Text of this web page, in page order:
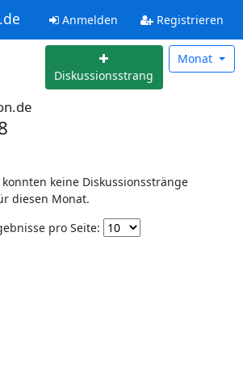
Anmelden Registrieren
Diskussionsstrang
Monat
keine Diskussionsstränge
diesen Monat.
pro Seite: